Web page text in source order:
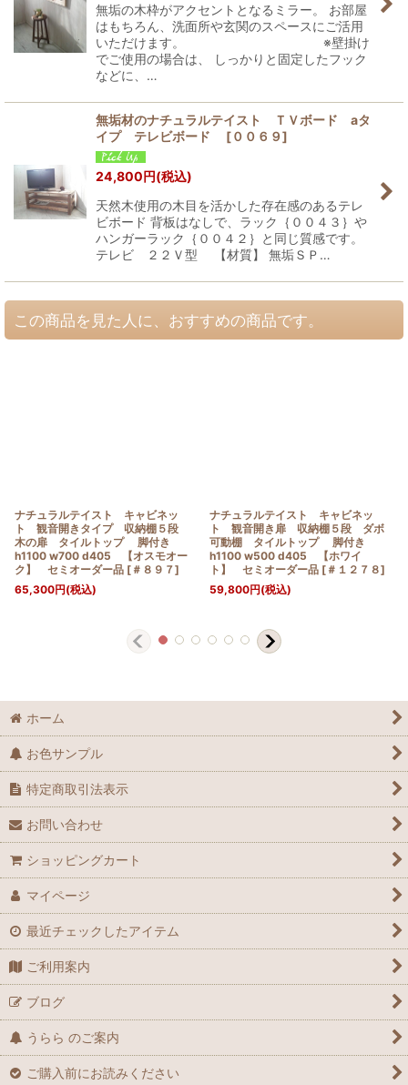
無垢の木枠がアクセントとなるミラー。 お部屋
はもちろん、洗面所や玄関のスペースにご活用
いただけます。 ※壁掛け
でご使用の場合は、 しっかりと固定したフック
などに、…
無垢材のナチュラルテイスト ＴＶボード aタ
イプ テレビボード
[００６９]
24,800円(税込)
天然木使用の木目を活かした存在感のあるテレ
ビボード 背板はなしで、ラック｛００４３｝や
ハンガーラック｛００４２｝と同じ質感です。
テレビ ２２Ｖ型 【材質】 無垢ＳＰ…
この商品を見た人に、おすすめの商品です。
ナチュラルテイスト キャビネッ
ト 観音開きタイプ 収納棚５段
木の扉 タイルトップ 脚付き
h1100 w700 d405 【オスモオー
ク】 セミオーダー品 [ ＃８９７]
65,300円(税込)
ナチュラルテイスト キャビネッ
ト 観音開き扉 収納棚５段 ダボ
可動棚 タイルトップ 脚付き
h1100 w500 d405 【ホワイ
ト】 セミオーダー品 [ ＃１２７８]
59,800円(税込)
ホーム
お色サンプル
特定商取引法表示
お問い合わせ
ショッピングカート
マイページ
最近チェックしたアイテム
ご利用案内
ブログ
うらら のご案内
ご購入前にお読みください